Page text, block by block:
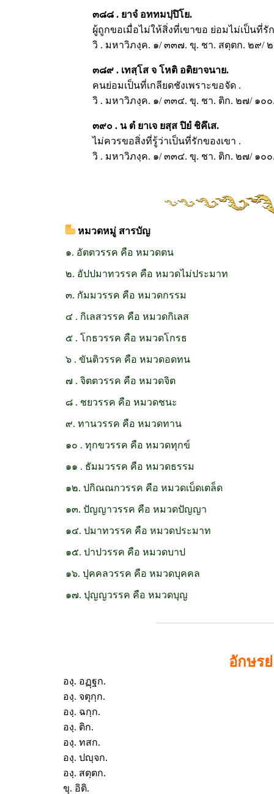
๓๘๘ . ยาจํ อททมปฺปิโย.
ผู้ถูกขอเมื่อไม่ให้สิ่งที่เขาขอ ย่อมไม่เป็นที่รั
วิ . มหาวิภงฺค. ๑/ ๓๓๗. ขุ. ชา. สตฺตก. ๒๙/
๓๘๙ . เทสฺโส จ โหติ อติยาจนาย.
คนย่อมเป็นที่เกลียดชังเพราะขอจัด .
วิ . มหาวิภงฺค. ๑/ ๓๓๔. ขุ. ชา. ติก. ๒๗/ ๑๐๐
๓๙๐ . น ตํ ยาเจ ยสฺส ปิยํ ชิคึเส.
ไม่ควรขอสิ่งที่รู้ว่าเป็นที่รักของเขา .
วิ . มหาวิภงฺค. ๑/ ๓๓๔. ขุ. ชา. ติก. ๒๗/ ๑๐๐
หมวดหมู่ สารบัญ
๑. อัตตวรรค คือ หมวดตน
๒. อัปปมาทวรรค คือ หมวดไม่ประมาท
๓. กัมมวรรค คือ หมวดกรรม
๔ . กิเลสวรรค คือ หมวดกิเลส
๕ . โกธวรรค คือ หมวดโกรธ
๖ . ขันติวรรค คือ หมวดอดทน
๗ . จิตตวรรค คือ หมวดจิต
๘ . ชยวรรค คือ หมวดชนะ
๙. ทานวรรค คือ หมวดทาน
๑๐ . ทุกขวรรค คือ หมวดทุกข์
๑๑ . ธัมมวรรค คือ หมวดธรรม
๑๒. ปกิณณกวรรค คือ หมวดเบ็ดเตล็ด
๑๓. ปัญญาวรรค คือ หมวดปัญญา
๑๔. ปมาทวรรค คือ หมวดประมาท
๑๕. ปาปวรรค คือ หมวดบาป
๑๖. ปุคคลวรรค คือ หมวดบุคคล
๑๗. ปุญญวรรค คือ หมวดบุญ
อักษร
องฺ. อฏฺฐก.
องฺ. จตุกฺก.
องฺ. ฉกฺก.
องฺ. ติก.
องฺ. ทสก.
องฺ. ปญฺจก.
องฺ. สตฺตก.
ขุ. อิติ.